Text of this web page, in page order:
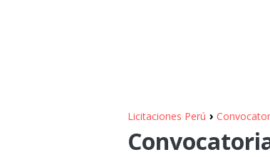
Licitaciones Perú ›